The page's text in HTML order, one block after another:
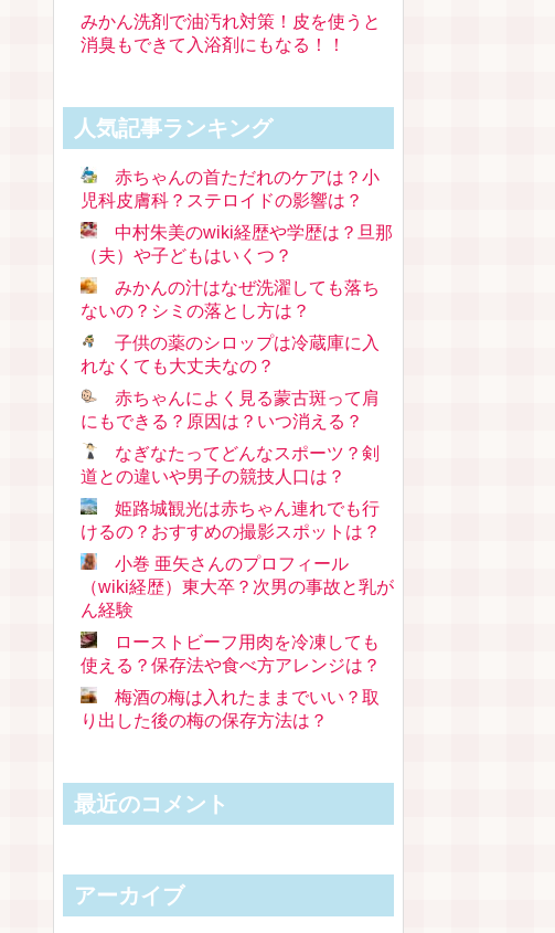
みかん洗剤で油汚れ対策！皮を使うと
消臭もできて入浴剤にもなる！！
人気記事ランキング
赤ちゃんの首ただれのケアは？小
児科皮膚科？ステロイドの影響は？
中村朱美のwiki経歴や学歴は？旦那
（夫）や子どもはいくつ？
みかんの汁はなぜ洗濯しても落ち
ないの？シミの落とし方は？
子供の薬のシロップは冷蔵庫に入
れなくても大丈夫なの？
赤ちゃんによく見る蒙古斑って肩
にもできる？原因は？いつ消える？
なぎなたってどんなスポーツ？剣
道との違いや男子の競技人口は？
姫路城観光は赤ちゃん連れでも行
けるの？おすすめの撮影スポットは？
小巻 亜矢さんのプロフィール
（wiki経歴）東大卒？次男の事故と乳が
ん経験
ローストビーフ用肉を冷凍しても
使える？保存法や食べ方アレンジは？
梅酒の梅は入れたままでいい？取
り出した後の梅の保存方法は？
最近のコメント
アーカイブ